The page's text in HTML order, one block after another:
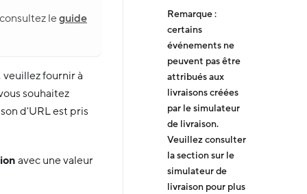
leguide
veuillez fournir à
souhaitez
d'URL est pris
avec une valeur
Remarque :
certains
événements ne
peuvent pas être
attribués aux
livraisons créées
par le simulateur
de livraison.
Veuillez consulter
la section sur le
simulateur de
livraison pour plus